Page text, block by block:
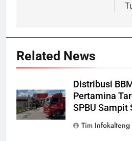
Related News
Distribusi
Pertamina
SPBU Sampit
Tim Infokalteng